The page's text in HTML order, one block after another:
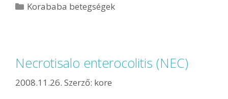
Korababa betegségek
Necrotisalo enterocolitis (NEC)
2008.11.26. Szerző: kore